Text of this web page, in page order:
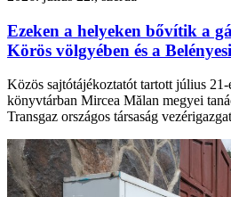
Ezeken a helyeken bővítik a
Körös völgyében és a
Közös sajtótájékoztatót tartott július
könyvtárban Mircea Mălan megyei
Transgaz országos társaság